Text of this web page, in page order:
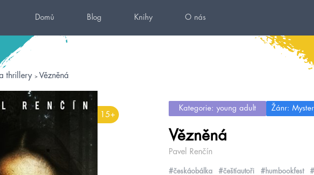
Domů Blog Knihy O nás
thrillery Vězněná
15+
Kategorie: young adult Žánr:
Vězněná
Pavel Renčín
#českáobálka #češtíautoři #humbookfest